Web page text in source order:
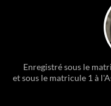
Enregistré sous le
et sous le matricule 1 à